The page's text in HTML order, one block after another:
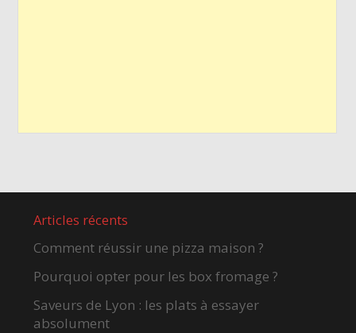
Articles récents
Comment réussir une pizza maison ?
Pourquoi opter pour les box fromage ?
Saveurs de Lyon : les plats à essayer
absolument